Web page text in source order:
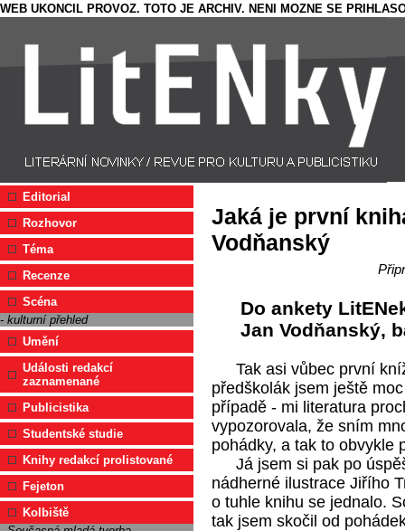
WEB UKONCIL PROVOZ. TOTO JE ARCHIV. NENI MOZNE SE
Editorial
Rozhovor
Téma
Recenze
Scéna
- kulturní přehled
Umění
Události redakcí
zaznamenané
Publicistika
Studentské studie
Knihy redakcí prolistované
Fejeton
Kolbiště
Jaká je první
Vodňanský
Do ankety
Jan Vodňanský,
Tak asi vůbec první
předškolák jsem ještě
případě - mi literatura
vypozorovala, že sním
pohádky, a tak to obvykle
Já jsem si pak po
nádherné ilustrace Jiřího
o tuhle knihu se jednalo.
tak jsem skočil od